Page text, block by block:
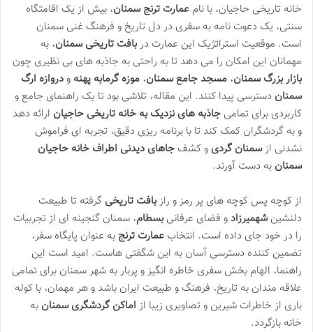
خانه تاریخی حاجیان، با نام عمارت ترنج سمنان، بیش از یک اقامتگاه
سنتی، یک دعوت نامه به سفری در دل تاریخ و فرهنگ غنی سمنان
است. موقعیت استراتژیک این عمارت دربافت تاریخی سمنان، به
مهمانان این امکان را می دهد تا به راحتی به جاذبه های بی نظیری چون
بازار بزرگ سمنان، مسجد جامع سمنان، موزه گرمابه پهنه و دروازه ارگ
سمنان دسترسی پیدا کنند. این مقاله، تلاشی بود تا یک راهنمای جامع و
کاربردی برای تمامی جاذبه های نزدیک به خانه تاریخی حاجیان ارائه دهد
و به گردشگران کمک کند تا با برنامه ریزی دقیق، تجربه ای فراموش
نشدنی ازسمنان گردی و کشف جاهای دیدنی اطراف خانه حاجیان
سمنان به دست آورند.
از کوچه پس کوچه های پر رمز و رازبافت تاریخی گرفته تا طبیعت
دلنشینشهمیرزاد و فضای عرفانی بسطام، سمنان گنجینه ای از تجربیات
را در خود جای داده است. انتخاب عمارت ترنج به عنوان پایگاه سفر،
تضمین کننده دسترسی آسان به این شگفتی هاست. امید است این
راهنما، الهام بخش سفری خاطره انگیز و پربار به شهر سمنان برای تمامی
علاقه مندان به تاریخ، فرهنگ و طبیعت ایران باشد و هر مهمان، با کوله
باری از خاطرات شیرین و تصاویری زیبا از اماکن گردشگری سمنان به
خانه بازگردد.